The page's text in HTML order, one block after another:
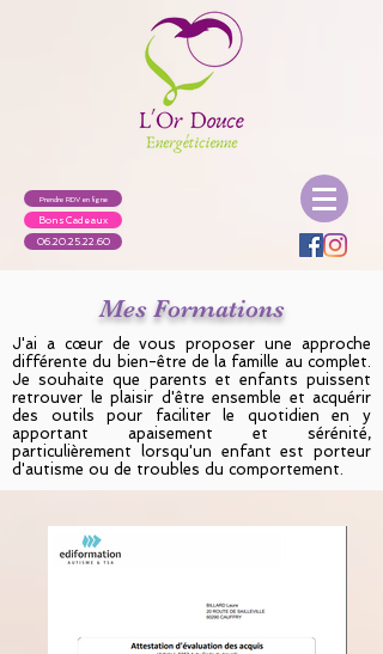
Prendre RDV en ligne
Bons Cadeaux
06.20.25.22.60
Mes Formations
J'ai a cœur de vous proposer une approche
différente du bien-être de la famille au complet.
Je souhaite que parents et enfants puissent
retrouver le plaisir d'être ensemble et acquérir
des outils pour faciliter le quotidien en y
apportant apaisement et sérénité,
particulièrement lorsqu'un enfant est porteur
d'autisme ou de troubles du comportement.